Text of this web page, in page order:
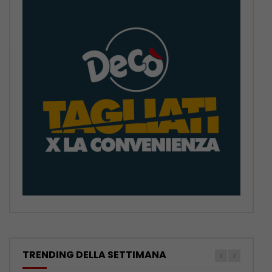
TRENDING DELLA SETTIMANA